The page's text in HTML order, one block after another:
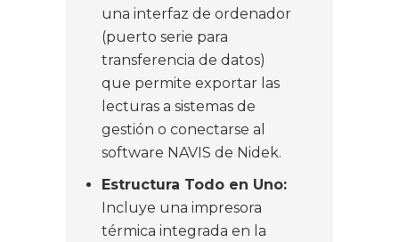
una interfaz de ordenador
(puerto serie para
transferencia de datos)
que permite exportar las
lecturas a sistemas de
gestión o conectarse al
software NAVIS de Nidek.
Estructura Todo en Uno:
Incluye una impresora
térmica integrada en la